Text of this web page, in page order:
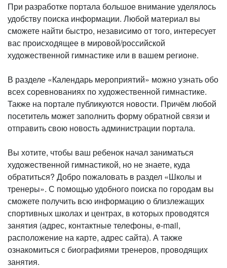
При разработке портала большое внимание уделялось
удобству поиска информации. Любой материал вы
сможете найти быстро, независимо от того, интересует
вас происходящее в мировой/российской
художественной гимнастике или в вашем регионе.
В разделе «Календарь мероприятий» можно узнать обо
всех соревнованиях по художественной гимнастике.
Также на портале публикуются новости. Причём любой
посетитель может заполнить форму обратной связи и
отправить свою новость администрации портала.
Вы хотите, чтобы ваш ребенок начал заниматься
художественной гимнастикой, но не знаете, куда
обратиться? Добро пожаловать в раздел «Школы и
тренеры». С помощью удобного поиска по городам вы
сможете получить всю информацию о близлежащих
спортивных школах и центрах, в которых проводятся
занятия (адрес, контактные телефоны, e-mail,
расположение на карте, адрес сайта). А также
ознакомиться с биографиями тренеров, проводящих
занятия.